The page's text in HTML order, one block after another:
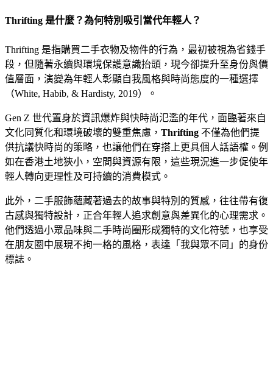
Thrifting 是什麼？為何特別吸引當代年輕人？
Thrifting 是指購買二手衣物及物件的行為，最初被視為省錢手
段，但隨著永續與環境保護意識抬頭，現今卻提升至身份與價
值層面，演變為年輕人彰顯自我風格與時尚態度的一種選擇
（White, Habib, & Hardisty, 2019）。
Gen Z 世代置身於資訊爆炸與快時尚氾濫的年代，面臨著來自
文化同質化和環境破壞的雙重焦慮， Thrifting 不僅為他們提
供抗議快時尚的策略，也讓他們在穿搭上更具個人話語權。例
如在香港土地狹小，空間與資源有限，這些現況進一步促使年
輕人轉向更理性及可持續的消費模式。
此外，二手服飾蘊藏著過去的故事與特別的質感，往往帶有復
古感與獨特設計，正合年輕人追求創意與差異化的心理需求。
他們透過小眾品味與二手時尚圈形成獨特的文化符號，也享受
在朋友圈中展現不拘一格的風格，表達「我與眾不同」的身份
標誌。